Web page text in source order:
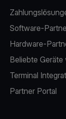
Software-
Hardware-
Beliebte
Terminal
Partner Portal